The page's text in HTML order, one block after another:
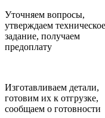
Уточняем вопросы,
утверждаем техническое
задание, получаем
предоплату
Изготавливаем детали,
готовим их к отгрузке,
сообщаем о готовности